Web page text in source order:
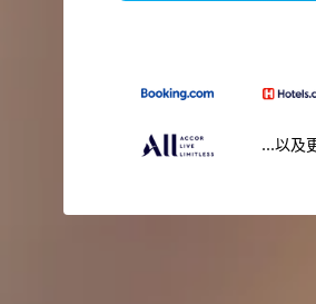
...以及